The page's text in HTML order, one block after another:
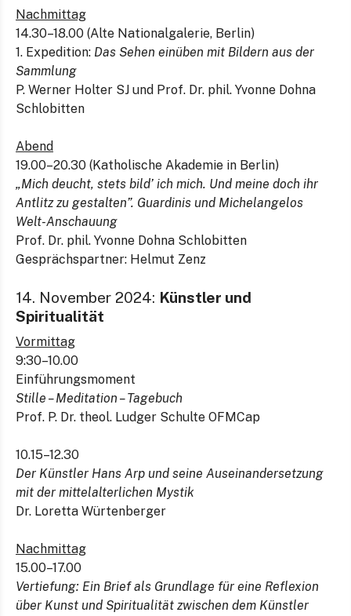
Nachmittag
14.30–18.00 (Alte Nationalgalerie, Berlin)
1. Expedition: Das Sehen einüben mit Bildern aus der
Sammlung
P. Werner Holter SJ und Prof. Dr. phil. Yvonne Dohna
Schlobitten
Abend
19.00–20.30 (Katholische Akademie in Berlin)
„Mich deucht, stets bild’ ich mich. Und meine doch ihr
Antlitz zu gestalten”. Guardinis und Michelangelos
Welt-Anschauung
Prof. Dr. phil. Yvonne Dohna Schlobitten
Gesprächspartner: Helmut Zenz
14. November 2024: Künstler und
Spiritualität
Vormittag
9:30–10.00
Einführungsmoment
Stille – Meditation – Tagebuch
Prof. P. Dr. theol. Ludger Schulte OFMCap
10.15–12.30
Der Künstler Hans Arp und seine Auseinandersetzung
mit der mittelalterlichen Mystik
Dr. Loretta Würtenberger
Nachmittag
15.00–17.00
Vertiefung: Ein Brief als Grundlage für eine Reflexion
über Kunst und Spiritualität zwischen dem Künstler